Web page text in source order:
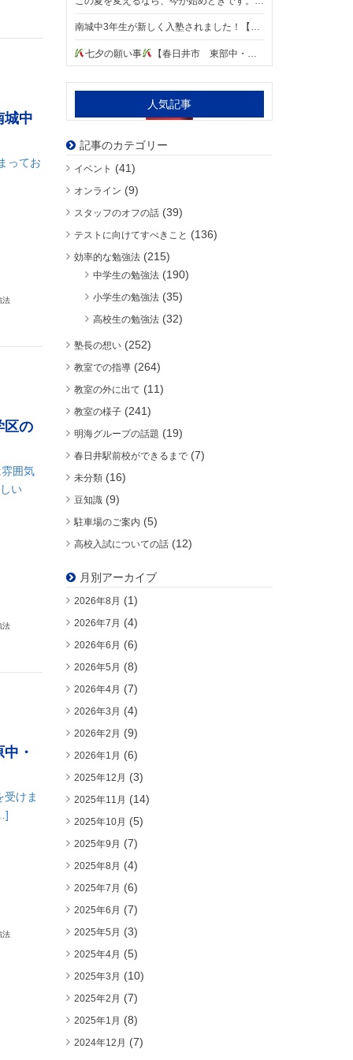
城中
ってお
法
区の
囲気
い
法
・
けま
法
七夕の願い事 【春日井市 東部中・中部中・柏原中・松原中・南城中学区の個別指導塾 明海学院 春日井駅前校】
人気記事
記事のカテゴリー
イベント (41)
オンライン (9)
スタッフのオフの話(39)
テストに向けてすべきこと (136)
効率的な勉強法(215)
中学生の勉強法(190)
小学生の勉強法(35)
高校生の勉強法(32)
塾長の想い(252)
教室での指導(264)
教室の外に出て (11)
教室の様子(241)
明海グループの話題 (19)
春日井駅前校ができるまで(7)
未分類(16)
豆知識(9)
駐車場のご案内 (5)
高校入試についての話(12)
月別アーカイブ
2026年8月 (1)
2026年7月 (4)
2026年6月 (6)
2026年5月 (8)
2026年4月 (7)
2026年3月 (4)
2026年2月 (9)
2026年1月 (6)
2025年12月 (3)
2025年11月 (14)
2025年10月 (5)
2025年9月 (7)
2025年8月 (4)
2025年7月 (6)
2025年6月 (7)
2025年5月 (3)
2025年4月 (5)
2025年3月 (10)
2025年2月 (7)
2025年1月 (8)
2024年12月 (7)